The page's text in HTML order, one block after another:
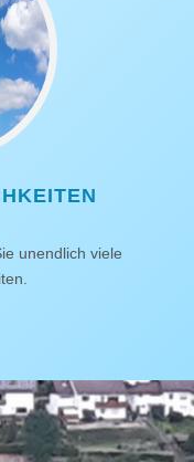
unendlich viele